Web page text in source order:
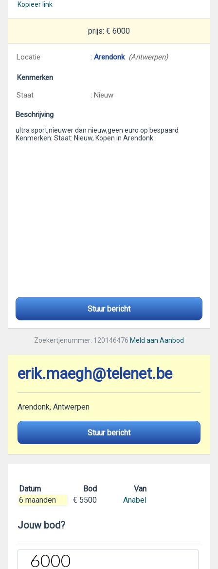
Kopieer link
prijs: € 6000
Locatie : Arendonk (Antwerpen)
Kenmerken
Staat
: Nieuw
Beschrijving
ultra sport,nieuwer dan nieuw,geen euro op bespaard
Kenmerken: Staat: Nieuw, Kopen in Arendonk
Stuur bericht
Zoekertjenummer: 120146476 Meld aan Aanbod
erik.maegh@telenet.be
Arendonk, Antwerpen
Stuur bericht
Datum Bod
Van
6 maanden
€ 5500 Anabel
Jouw bod?